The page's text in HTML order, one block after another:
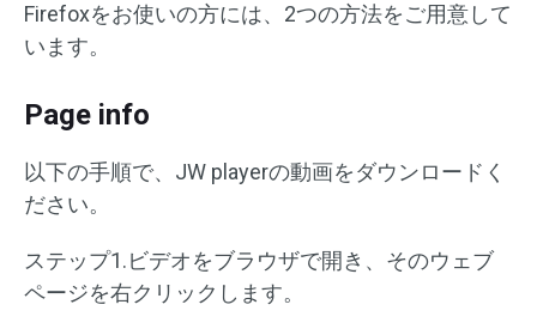
Firefoxをお使いの方には、2つの方法をご用意して
います。
Page info
以下の手順で、JW playerの動画をダウンロードく
ださい。
ステップ1.ビデオをブラウザで開き、そのウェブ
ページを右クリックします。